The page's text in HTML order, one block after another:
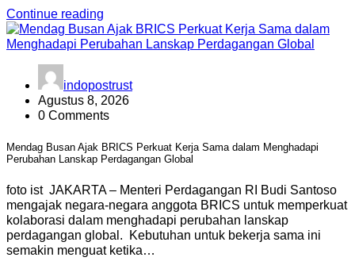
Continue reading
indopostrust
Agustus 8, 2026
0 Comments
Mendag Busan Ajak BRICS Perkuat Kerja Sama dalam Menghadapi
Perubahan Lanskap Perdagangan Global
foto ist JAKARTA – Menteri Perdagangan RI Budi Santoso
mengajak negara-negara anggota BRICS untuk memperkuat
kolaborasi dalam menghadapi perubahan lanskap
perdagangan global. Kebutuhan untuk bekerja sama ini
semakin menguat ketika…